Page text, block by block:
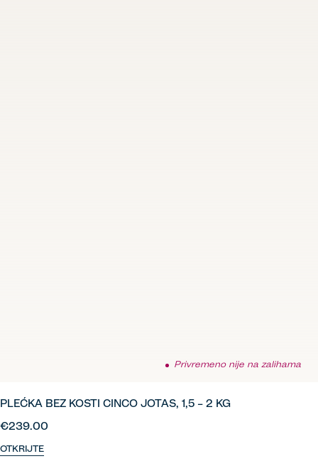
Privremeno nije na zalihama
PLEĆKA BEZ KOSTI CINCO JOTAS, 1,5 – 2 KG
€239.00
OTKRIJTE